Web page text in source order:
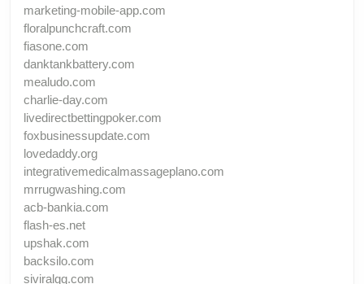
marketing-mobile-app.com
floralpunchcraft.com
fiasone.com
danktankbattery.com
mealudo.com
charlie-day.com
livedirectbettingpoker.com
foxbusinessupdate.com
lovedaddy.org
integrativemedicalmassageplano.com
mrrugwashing.com
acb-bankia.com
flash-es.net
upshak.com
backsilo.com
siviralqq.com